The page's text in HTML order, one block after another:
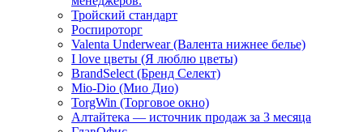
Тройский стандарт
Роспироторг
Valenta Underwear (Валента нижнее белье)
I love цветы (Я люблю цветы)
BrandSelect (Бренд Селект)
Mio-Dio (Мио Дио)
TorgWin (Торговое окно)
Алтайтека — источник продаж за 3 месяца